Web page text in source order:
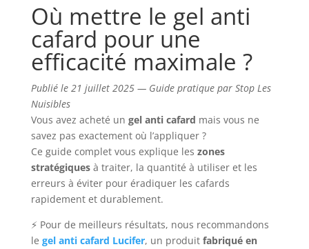
Où mettre le gel anti
cafard pour une
efficacité maximale ?
Publié le 21 juillet 2025 — Guide pratique par Stop Les
Nuisibles
Vous avez acheté un gel anti cafard mais vous ne
savez pas exactement où l’appliquer ?
Ce guide complet vous explique les zones
stratégiquesà traiter, la quantité à utiliser et les
erreurs à éviter pour éradiquer les cafards
rapidement et durablement.
⚡ Pour de meilleurs résultats, nous recommandons
le gel anti cafard Lucifer, un produit fabriqué en